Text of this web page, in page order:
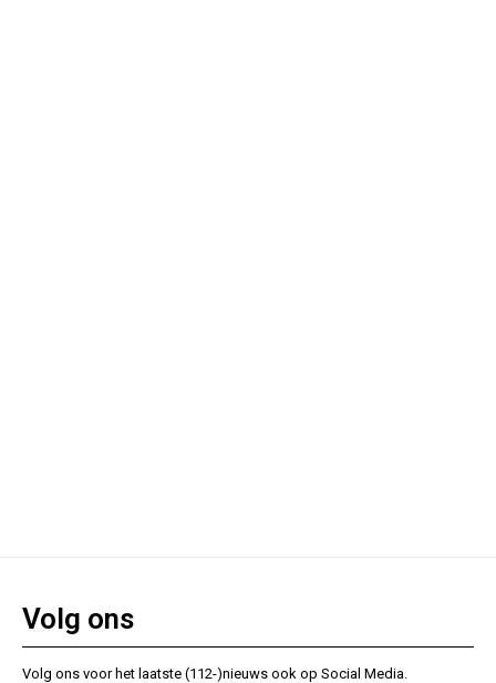
Volg ons
Volg ons voor het laatste (112-)nieuws ook op Social Media.